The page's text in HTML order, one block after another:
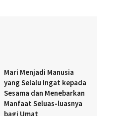
Mari Menjadi Manusia
yang Selalu Ingat kepada
Sesama dan Menebarkan
Manfaat Seluas-luasnya
bagi Umat